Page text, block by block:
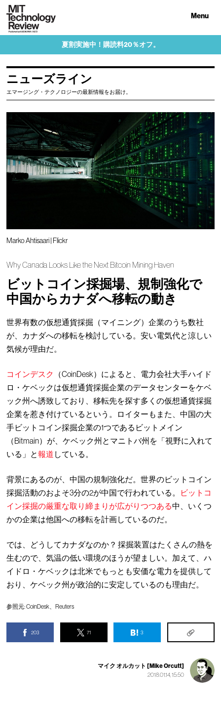
Menu
夏割実施中！購読料20％オフ。
ニューズライン
エマージング・テクノロジーの最新情報をお届け。
Marko Ahtisaari | Flickr
Why Canada Looks Like the Next Bitcoin Mining Haven
ビットコイン採掘場、規制強化で
中国からカナダへ移転の動き
世界有数の仮想通貨採掘（マイニング）企業のうち数社
が、カナダへの移転を検討している。安い電気代と涼しい
気候が理由だ。
コインデスク
（CoinDesk）によると、電力会社大手ハイド
ロ・ケベックは仮想通貨採掘企業のデータセンターをケベ
ック州へ誘致しており、移転先を探す多くの仮想通貨採掘
企業を惹き付けているという。ロイターもまた、中国の大
手ビットコイン採掘企業の1つであるビットメイン
（Bitmain）が、ケベック州とマニトバ州を「視野に入れて
いる」と報道 している。
背景にあるのが、中国の規制強化だ。世界のビットコイン
採掘活動のおよそ3分の2が中国で行われている。
ビットコ
イン採掘の厳重な取り締まりが広がりつつある中、いくつ
かの企業は他国への移転を計画しているのだ。
では、どうしてカナダなのか？ 採掘装置はたくさんの熱を
生むので、気温の低い環境のほうが望ましい。加えて、ハ
イドロ・ケベックは北米でもっとも安価な電力を提供して
おり、ケベック州が政治的に安定しているのも理由だ。
参照元:CoinDesk、 Reuters
203 71 3
マイク オルカット [Mike Orcutt]
2018.01.14, 15:50